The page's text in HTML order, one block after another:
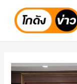
content